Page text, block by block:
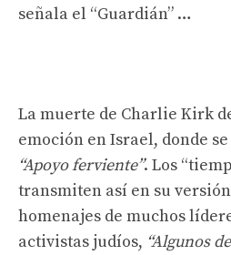
señala el “Guardián” …
La muerte de Charlie Kirk
emoción en Israel, donde
“Apoyo ferviente”. Los
transmiten así en su
homenajes de muchos
activistas judíos, “Algunos